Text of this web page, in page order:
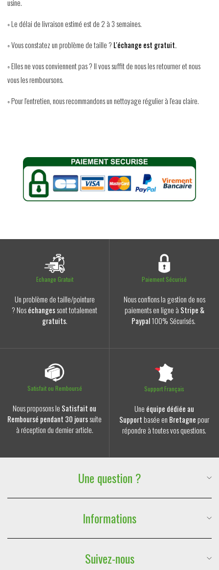
usine.
◦ Le délai de livraison estimé est de 2 à 3 semaines.
◦ Vous constatez un problème de taille ? L'échange est gratuit.
◦ Elles ne vous conviennent pas ? Il vous suffit de nous les retourner et nous
vous les remboursons.
◦ Pour l'entretien, nous recommandons un nettoyage régulier à l'eau claire.
Echange Gratuit
Un problème de taille/pointure
? Noséchangessont totalement
gratuits.
Paiement Sécurisé
Nous confions la gestion de nos
paiements en ligne à Stripe &
Paypal100% Sécurisés.
Satisfait ou Remboursé
Nous proposons le Satisfait ou
Remboursé pendant 30 jourssuite
à réception du dernier article.
Support Français
Une équipe dédiée au
Supportbasée en Bretagnepour
répondre à toutes vos questions.
Une question ?
Suivre ma commande
Téléphone :
06 59 88 77 47
E-mail :contact@lesdouxraveurs.fr
FAQ & Contact
Informations
Mentions légales
Suivez-nous